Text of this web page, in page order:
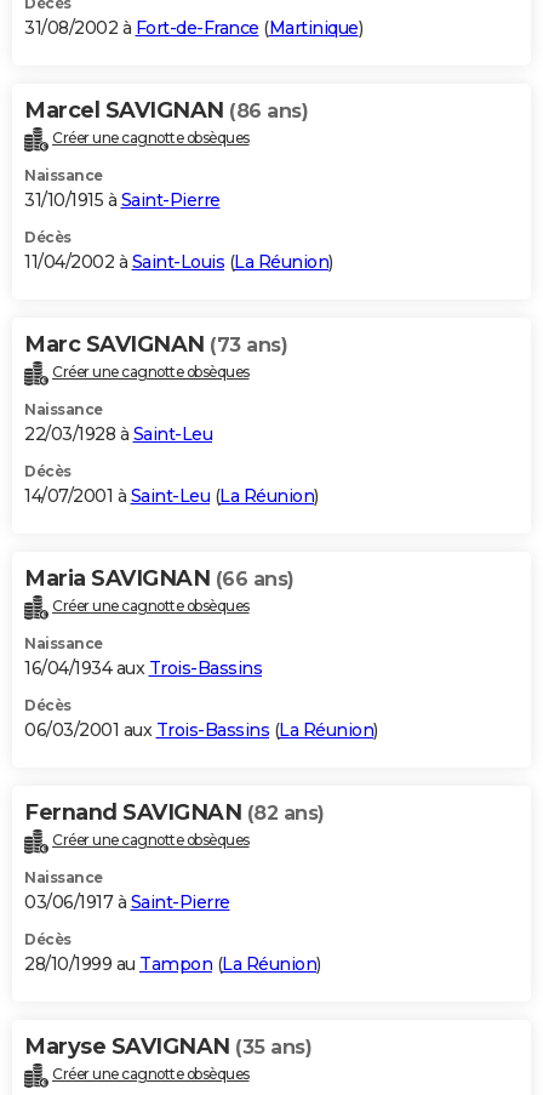
31/08/2002 à Fort-de-France (Martinique)
Marcel SAVIGNAN (86 ans)
Créer une cagnotte obsèques
Naissance
31/10/1915 à Saint-Pierre
Décès
11/04/2002 à Saint-Louis (La Réunion)
Marc SAVIGNAN (73 ans)
Créer une cagnotte obsèques
Naissance
22/03/1928 à Saint-Leu
Décès
14/07/2001 à Saint-Leu (La Réunion)
Maria SAVIGNAN (66 ans)
Créer une cagnotte obsèques
Naissance
16/04/1934 aux Trois-Bassins
Décès
06/03/2001 aux Trois-Bassins (La Réunion)
Fernand SAVIGNAN (82 ans)
Créer une cagnotte obsèques
Naissance
03/06/1917 à Saint-Pierre
Décès
28/10/1999 au Tampon (La Réunion)
Maryse SAVIGNAN (35 ans)
Créer une cagnotte obsèques